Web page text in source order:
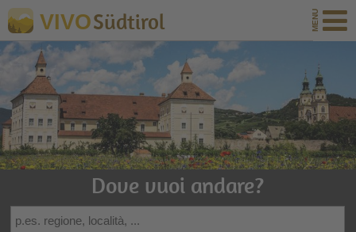
VIVOSüdtirol
Dove vuoi andare?